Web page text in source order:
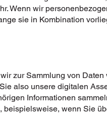
Wenn wir
sie in Kombination
zur Sammlung von Daten
also unsere digitalen
Informationen
beispielsweise, wenn Sie